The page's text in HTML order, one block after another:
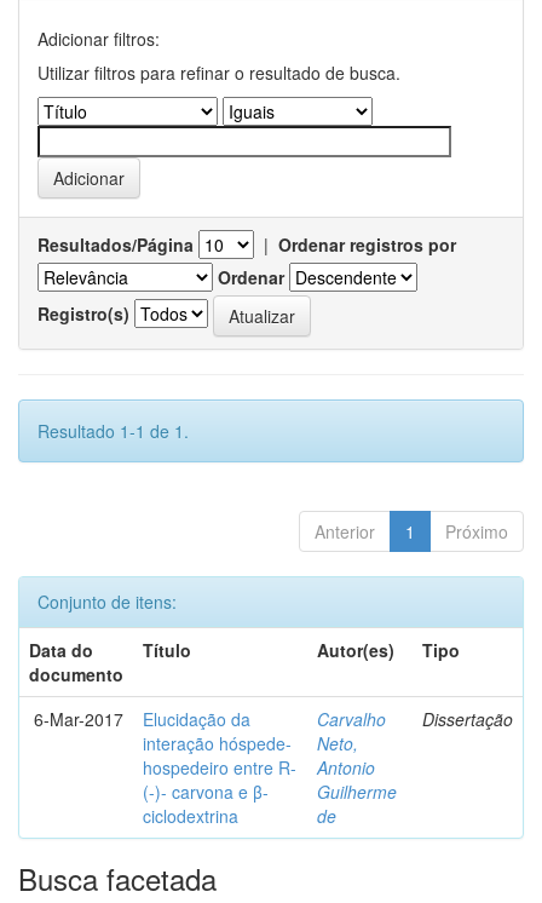
Adicionar filtros:
Utilizar filtros para refinar o resultado de busca.
Resultados/Página | Ordenar registros por
Ordenar
Registro(s)
Resultado 1-1 de 1.
Anterior 1 Próximo
Conjunto de itens:
Data do
documento
Título Autor(es) Tipo
6-Mar-2017
Elucidação da
interação hóspede-
hospedeiro entre R-
(-)- carvona e β-
ciclodextrina
Carvalho
Neto,
Antonio
Guilherme
de
Dissertação
Busca facetada